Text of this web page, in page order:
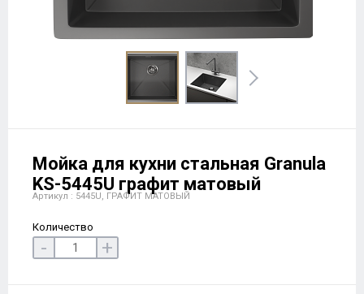
Мойка для кухни стальная Granula
KS-5445U графит матовый
Артикул : 5445U, ГРАФИТ МАТОВЫЙ
Количество
- +